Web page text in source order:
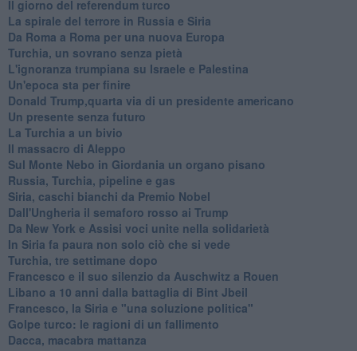
Il giorno del referendum turco
La spirale del terrore in Russia e Siria
Da Roma a Roma per una nuova Europa
Turchia, un sovrano senza pietà
L'ignoranza trumpiana su Israele e Palestina
Un'epoca sta per finire
Donald Trump,quarta via di un presidente americano
Un presente senza futuro
La Turchia a un bivio
Il massacro di Aleppo
Sul Monte Nebo in Giordania un organo pisano
Russia, Turchia, pipeline e gas
Siria, caschi bianchi da Premio Nobel
Dall'Ungheria il semaforo rosso ai Trump
Da New York e Assisi voci unite nella solidarietà
In Siria fa paura non solo ciò che si vede
Turchia, tre settimane dopo
Francesco e il suo silenzio da Auschwitz a Rouen
Libano a 10 anni dalla battaglia di Bint Jbeil
Francesco, la Siria e "una soluzione politica"
Golpe turco: le ragioni di un fallimento
Dacca, macabra mattanza